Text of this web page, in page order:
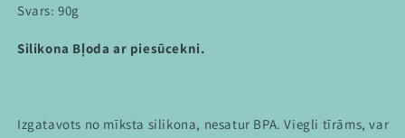
Svars: 90g
Silikona Bļoda ar piesūcekni.
Izgatavots no mīksta silikona, nesatur BPA. Viegli tīrāms, var